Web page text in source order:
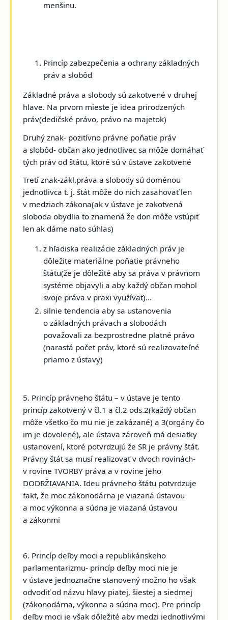
menšinu.
Princíp zabezpečenia a ochrany základných
práv a slobôd
Základné práva a slobody sú zakotvené v druhej
hlave. Na prvom mieste je idea prirodzených
práv(dedičské právo, právo na majetok)
Druhý znak- pozitívno právne poňatie práv
a slobôd- občan ako jednotlivec sa môže domáhať
tých práv od štátu, ktoré sú v ústave zakotvené
Tretí znak-zákl.práva a slobody sú doménou
jednotlivca t. j. štát môže do nich zasahovať len
v medziach zákona(ak v ústave je zakotvená
sloboda obydlia to znamená že don môže vstúpiť
len ak dáme nato súhlas)
z hľadiska realizácie základných práv je
dôležite materiálne poňatie právneho
štátu(že je dôležité aby sa práva v právnom
systéme objavyli a aby každý občan mohol
svoje práva v praxi využívať)...
silnie tendencia aby sa ustanovenia
o základných právach a slobodách
považovali za bezprostredne platné právo
(narastá počet práv, ktoré sú realizovateľné
priamo z ústavy)
5. Princíp právneho štátu – v ústave je tento
princíp zakotvený v čl.1 a čl.2 ods.2(každý občan
môže všetko čo mu nie je zakázané) a 3(orgány čo
im je dovolené), ale ústava zároveň má desiatky
ustanovení, ktoré potvrdzujú že SR je právny štát.
Právny štát sa musí realizovať v dvoch rovinách-
v rovine TVORBY práva a v rovine jeho
DODRŽIAVANIA. Ideu právneho štátu potvrdzuje
fakt, že moc zákonodárna je viazaná ústavou
a moc výkonna a súdna je viazaná ústavou
a zákonmi
6. Princíp deľby moci a republikánskeho
parlamentarizmu- princíp deľby moci nie je
v ústave jednoznačne stanovený možno ho však
odvodiť od názvu hlavy piatej, šiestej a siedmej
(zákonodárna, výkonna a súdna moc). Pre princíp
deľby moci je však dôležité aby medzi jednotlivými